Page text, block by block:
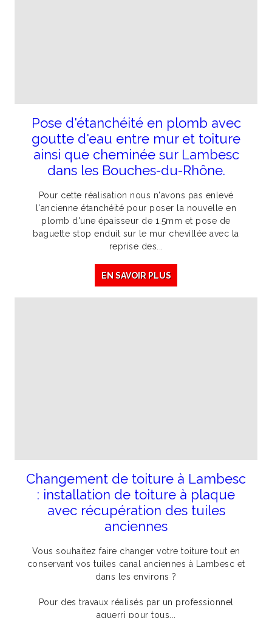
Pose d'étanchéité en plomb avec
goutte d'eau entre mur et toiture
ainsi que cheminée sur Lambesc
dans les Bouches-du-Rhône.
Pour cette réalisation nous n'avons pas enlevé
l'ancienne étanchéité pour poser la nouvelle en
plomb d'une épaisseur de 1.5mm et pose de
baguette stop enduit sur le mur chevillée avec la
reprise des...
EN SAVOIR PLUS
Changement de toiture à Lambesc
: installation de toiture à plaque
avec récupération des tuiles
anciennes
Vous souhaitez faire changer votre toiture tout en
conservant vos tuiles canal anciennes à Lambesc et
dans les environs ?
Pour des travaux réalisés par un professionnel
aguerri pour tous...